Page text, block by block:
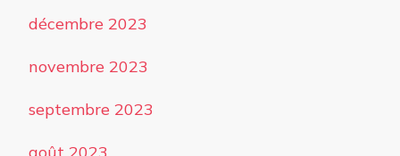
décembre 2023
novembre 2023
septembre 2023